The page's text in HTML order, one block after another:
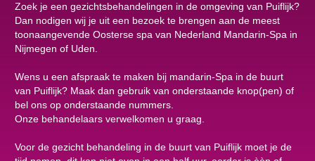
Zoek je een gezichtsbehandelingen in de omgeving van Puiflijk?
Dan nodigen wij je uit een bezoek te brengen aan de meest
toonaangevende Oosterse spa van Nederland Mandarin-Spa in
Nijmegen of Uden.
Wens u een afspraak te maken bij mandarin-Spa in de buurt
van Puiflijk? Maak dan gebruik van onderstaande knop(pen) of
bel ons op onderstaande nummers.
Onze behandelaars verwelkomen u graag.
Voor de gezicht behandeling in de buurt van Puiflijk moet je de